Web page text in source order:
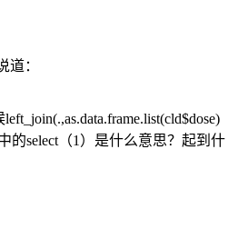
道：
的select（1）是什么意思？起到什